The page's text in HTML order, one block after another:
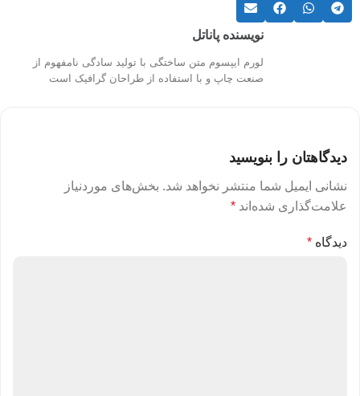
نویسنده پاناتل
لورم ایپسوم متن ساختگی با تولید سادگی نامفهوم از
صنعت چاپ و با استفاده از طراحان گرافیک است
دیدگاهتان را بنویسید
نشانی ایمیل شما منتشر نخواهد شد. بخش‌های موردنیاز
علامت‌گذاری شده‌اند *
دیدگاه *